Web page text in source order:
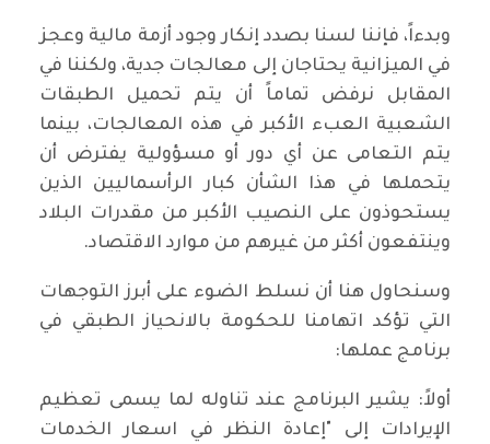
وبدءاً، فإننا لسنا بصدد إنكار وجود أزمة مالية وعجز
في الميزانية يحتاجان إلى معالجات جدية، ولكننا في
المقابل نرفض تماماً أن يتم تحميل الطبقات
الشعبية العبء الأكبر في هذه المعالجات، بينما
يتم التعامى عن أي دور أو مسؤولية يفترض أن
يتحملها في هذا الشأن كبار الرأسماليين الذين
يستحوذون على النصيب الأكبر من مقدرات البلاد
وينتفعون أكثر من غيرهم من موارد الاقتصاد.
وسنحاول هنا أن نسلط الضوء على أبرز التوجهات
التي تؤكد اتهامنا للحكومة بالانحياز الطبقي في
برنامج عملها:
أولاً: يشير البرنامج عند تناوله لما يسمى تعظيم
الإيرادات إلى "إعادة النظر في اسعار الخدمات